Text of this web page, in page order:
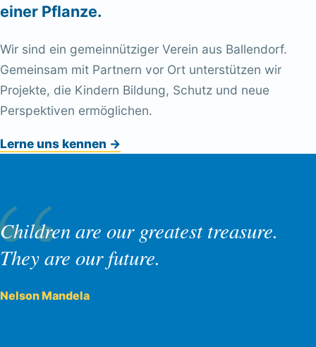
einer Pflanze.
Wir sind ein gemeinnütziger Verein aus Ballendorf.
Gemeinsam mit Partnern vor Ort unterstützen wir
Projekte, die Kindern Bildung, Schutz und neue
Perspektiven ermöglichen.
Lerne uns kennen →
Children are our greatest treasure.
They are our future.
Nelson Mandela